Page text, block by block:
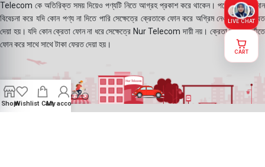
Telecom কে অতিরিক্ত সময় দিয়েও পণ্যটি নিতে আগ্রহ প্রকাশ করে থাকেন। পণ্যের গুনগত মান
বিবেচনা করে যদি কোন পণ্য না দিতে পারি সেক্ষেত্রে ক্রেতাকে ফোন করে অগ্রিম নেওয়া টাকা ফেরত
দেয়া হয়। যদি কোন ক্রেতা ফোন না ধরে সেক্ষেত্রে Nur Telecom দায়ী নয়। ক্রেতা যদি পরবর্তীতে
ফোন করে সাথে সাথে টাকা ফেরত দেয়া হয়।
ShopWishlist CartMy account
LIVE CHAT
CART